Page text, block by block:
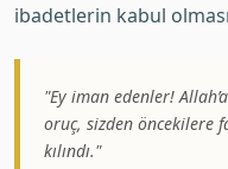
ibadetlerin kabul
"Ey iman edenler!
oruç, sizden öncekilere
kılındı."